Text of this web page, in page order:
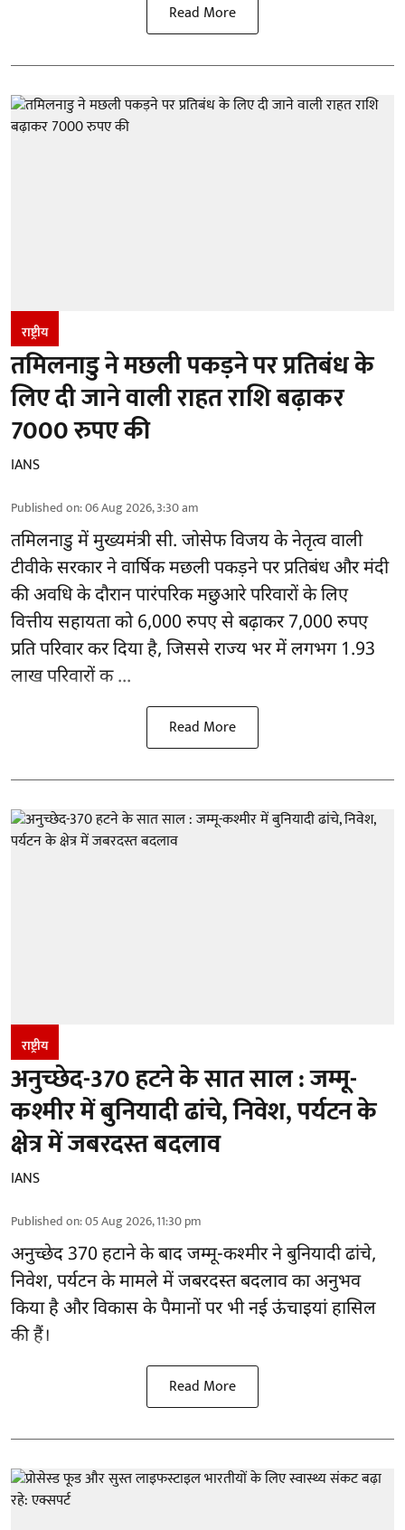
Read More
राष्ट्रीय
तमिलनाडु ने मछली पकड़ने पर प्रतिबंध के
लिए दी जाने वाली राहत राशि बढ़ाकर
7000 रुपए की
IANS
Published on:06 Aug 2026, 3:30 am
तमिलनाडुमें मुख्यमंत्री सी. जोसेफ विजय के नेतृत्व वाली
टीवीके सरकार ने वार्षिक मछली पकड़ने पर प्रतिबंध और मंदी
की अवधि के दौरान पारंपरिक मछुआरे परिवारों के लिए
वित्तीय सहायता को 6,000 रुपए से बढ़ाकर 7,000 रुपए
प्रति परिवार कर दिया है, जिससे राज्य भर में लगभग 1.93
लाख परिवारों क ...
Read More
राष्ट्रीय
अनुच्छेद-370 हटने के सात साल : जम्मू-
कश्मीर में बुनियादी ढांचे, निवेश, पर्यटन के
क्षेत्र में जबरदस्त बदलाव
IANS
Published on:05 Aug 2026, 11:30 pm
अनुच्छेद 370 हटाने के बादजम्मू-कश्मीर ने बुनियादी ढांचे,
निवेश, पर्यटन के मामले में जबरदस्त बदलाव का अनुभव
किया है और विकास के पैमानों पर भी नई ऊंचाइयां हासिल
की हैं।
Read More